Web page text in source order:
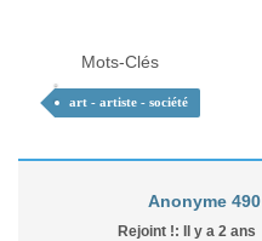
Mots-Clés
art - artiste - société
Anonyme 490
Rejoint !: Il y a 2 ans